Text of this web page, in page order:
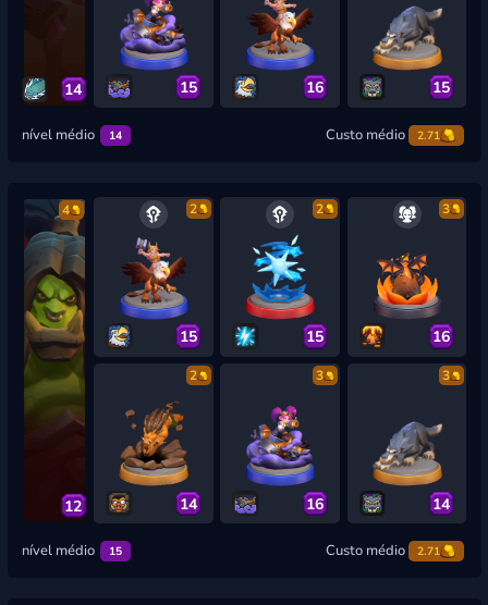
14 15 16 15
nível médio 14 Custo médio 2.71
4
12
2
15
2
15
3
16
2
14
3
16
3
14
nível médio 15 Custo médio 2.71